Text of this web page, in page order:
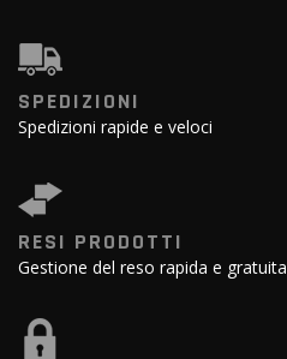
SPEDIZIONI
Spedizioni rapide e veloci
RESI PRODOTTI
Gestione del reso rapida e gratuita